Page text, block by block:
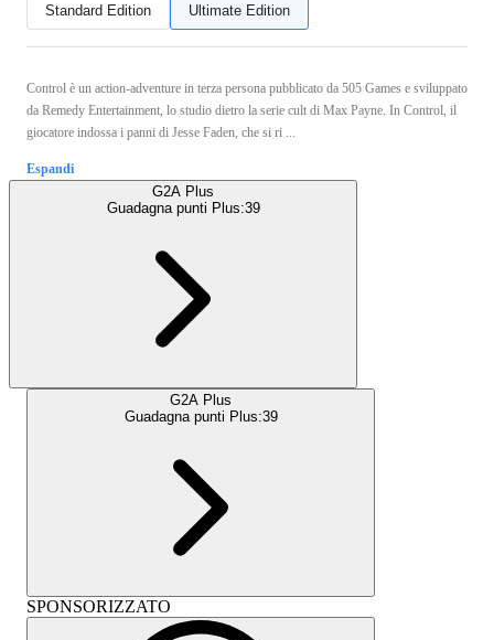
Standard Edition Ultimate Edition
Control è un action-adventure in terza persona pubblicato da 505 Games e sviluppato
da Remedy Entertainment, lo studio dietro la serie cult di Max Payne. In Control, il
giocatore indossa i panni di Jesse Faden, che si ri ...
Espandi
G2A Plus
Guadagna punti Plus:39
G2A Plus
Guadagna punti Plus:39
SPONSORIZZATO